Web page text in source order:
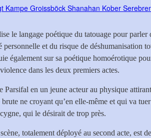
le langage poétique du tatouage pour parler
personnelle et du risque de déshumanisation
également sur sa poétique homoérotique
dans les deux premiers actes.
Parsifal en un jeune acteur au physique
ne croyant qu’en elle-même et qui va
qui le désirait de trop près.
totalement déployé au second acte, est